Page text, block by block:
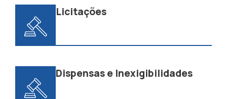
Licitações
Dispensas e Inexigibilidades